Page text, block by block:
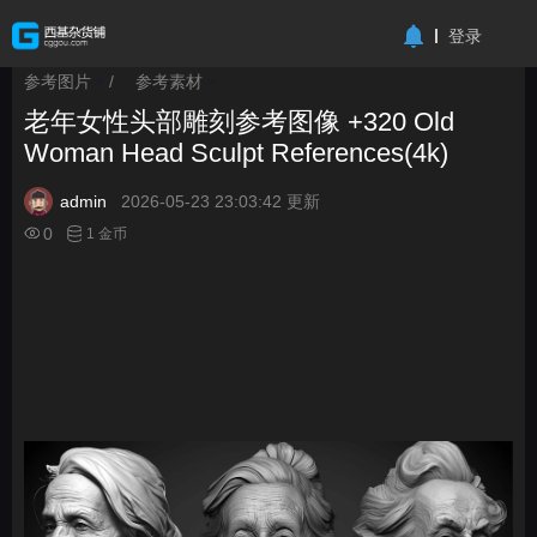
登录
参考图片 / 参考素材
老年女性头部雕刻参考图像 +320 Old
Woman Head Sculpt References(4k)
admin
2026-05-23 23:03:42 更新
0
1 金币